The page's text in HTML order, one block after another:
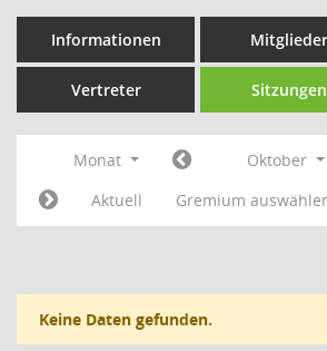
Informationen Mitglieder
Vertreter Sitzungen
Monat Oktober
Aktuell
Gremium
Keine Daten gefunden.